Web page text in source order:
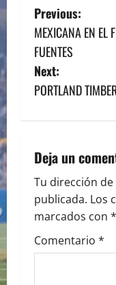
P
o
s
t
a
v
i
g
Previous:
MEXICANA EN EL
FUENTES
Next:
PORTLAND
Deja un
Tu dirección
publicada. Los
marcados con *
Comentario *